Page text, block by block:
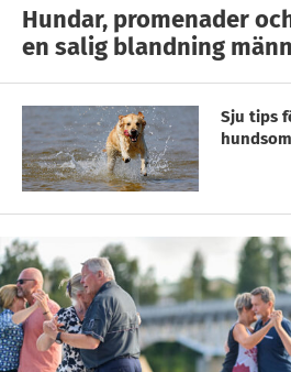
Hundar, promenader
en salig blandning
Sju tips